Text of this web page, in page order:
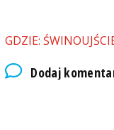
GDZIE:
Dodaj